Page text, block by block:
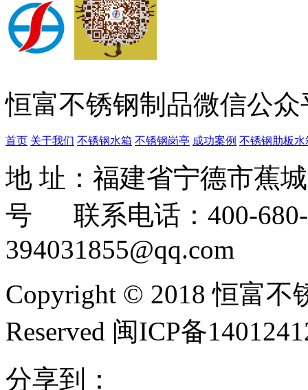
恒富不锈钢制品微信公众
首页 关于我们 不锈钢水箱 不锈钢岗亭 成功案例 不锈钢肋板水
地 址：福建省宁德市蕉
号 联系电话：400-
394031855@qq.com
Copyright © 2018 恒富不
Reserved 闽ICP备
分享到：